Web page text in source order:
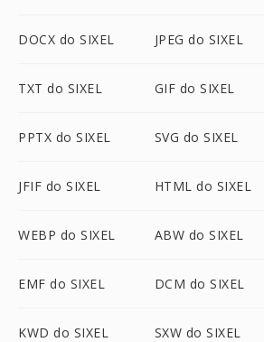
DOCX do SIXEL JPEG do SIXEL
TXT do SIXEL GIF do SIXEL
PPTX do SIXEL SVG do SIXEL
JFIF do SIXEL HTML do SIXEL
WEBP do SIXEL ABW do SIXEL
EMF do SIXEL DCM do SIXEL
KWD do SIXEL SXW do SIXEL